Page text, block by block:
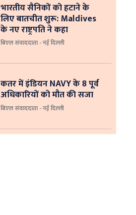
भारतीय सैनिकों को हटाने के
लिए बातचीत शुरू: Maldives
के नए राष्ट्रपति ने कहा
बिएल संवाददाता - नई दिल्‍ली
कतर में इंडियन NAVY के 8 पूर्व
अधिकारियों को मौत की सजा
बिएल संवाददाता - नई दिल्ली